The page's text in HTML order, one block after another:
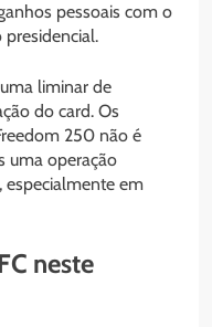
pessoais com o
liminar de
do card. Os
250 não é
uma operação
especialmente em
neste